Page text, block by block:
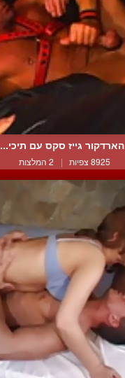
הארדקור גייז סקס עם תיכי...
8925 צפיות | 2 המלצות